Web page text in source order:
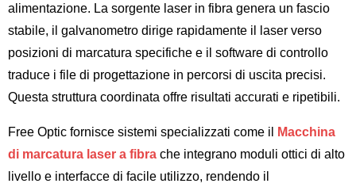
alimentazione. La sorgente laser in fibra genera un fascio
stabile, il galvanometro dirige rapidamente il laser verso
posizioni di marcatura specifiche e il software di controllo
traduce i file di progettazione in percorsi di uscita precisi.
Questa struttura coordinata offre risultati accurati e ripetibili.
Free Optic fornisce sistemi specializzati come il
Macchina
di marcatura laser a fibra che integrano moduli ottici di alto
livello e interfacce di facile utilizzo, rendendo il